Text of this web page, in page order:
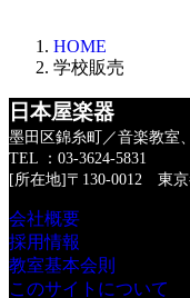
HOME
学校販売
日本屋楽器
墨田区錦糸町／音楽教室
TEL ：03-3624-5831
[所在地]〒130-0012 東京
会社概要
採用情報
教室基本会則
このサイトについて